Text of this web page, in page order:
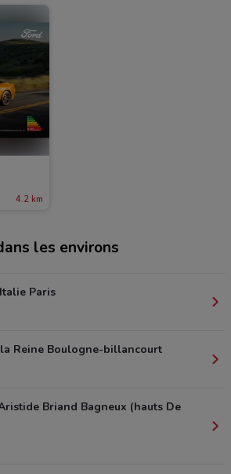
4.2 km
les environs
Paris
Reine Boulogne-billancourt
Briand Bagneux (hauts De